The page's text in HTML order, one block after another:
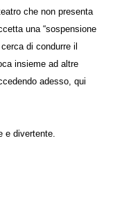
che non presenta
una “sospensione
di condurre il
insieme ad altre
adesso, qui
e divertente.